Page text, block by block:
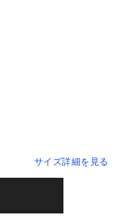
サイズ詳細を見る